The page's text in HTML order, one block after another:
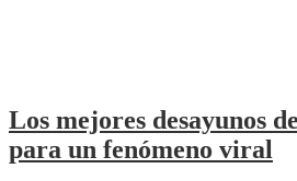
Los mejores desayunos
para un fenómeno viral